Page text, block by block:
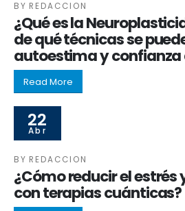
BY REDACCION
¿Qué es la
de qué técnicas se
autoestima y confianza
Read More
22
Abr
BY REDACCION
¿Cómo reducir el estrés
con terapias cuánticas?